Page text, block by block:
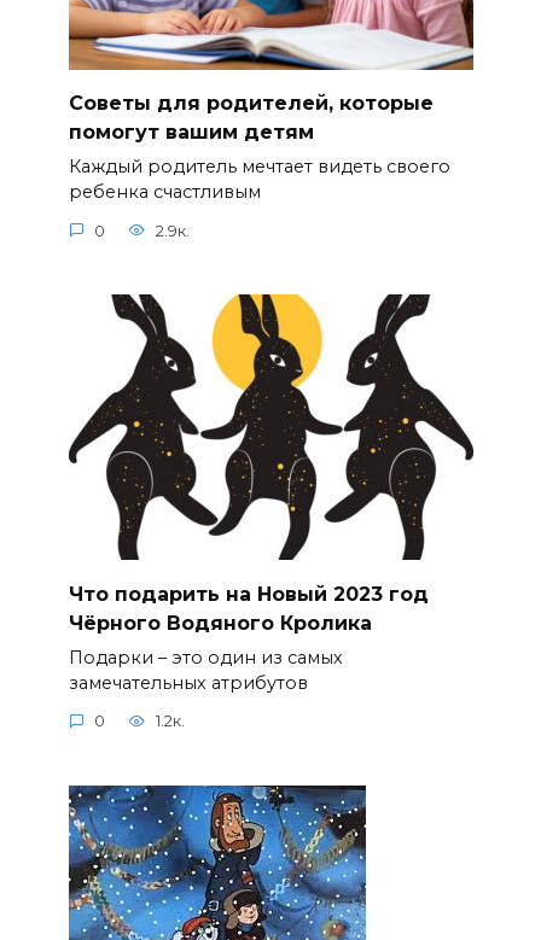
Советы для родителей, которые
помогут вашим детям
Каждый родитель мечтает видеть своего
ребенка счастливым
0 2.9к.
Что подарить на Новый 2023 год
Чёрного Водяного Кролика
Подарки – это один из самых
замечательных атрибутов
0 1.2к.